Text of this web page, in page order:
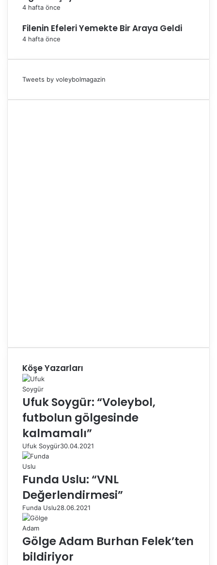
4 hafta önce
Filenin Efeleri Yemekte Bir Araya Geldi
4 hafta önce
Tweets by voleybolmagazin
Köşe Yazarları
Ufuk Soygür: “Voleybol,
futbolun gölgesinde
kalmamalı”
Ufuk Soygür30.04.2021
Funda Uslu: “VNL
Değerlendirmesi”
Funda Uslu28.06.2021
Gölge Adam Burhan Felek’ten
bildiriyor